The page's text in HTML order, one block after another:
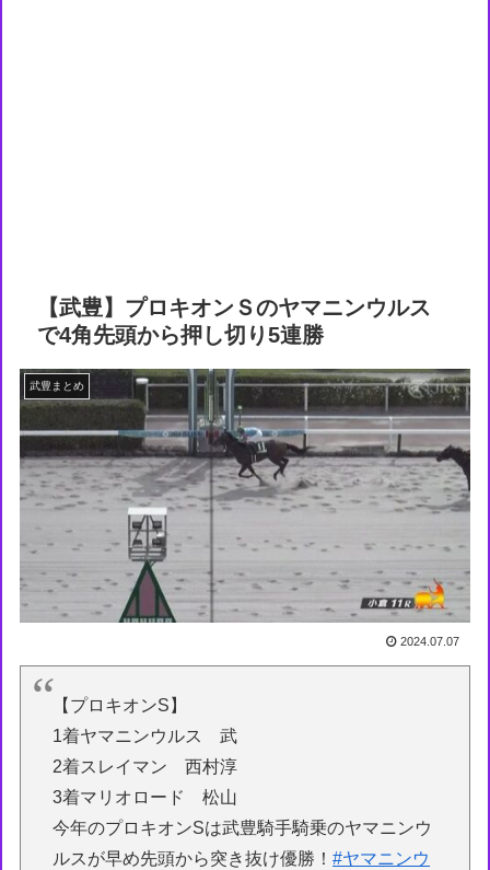
【武豊】プロキオンＳのヤマニンウルス
で4角先頭から押し切り5連勝
武豊まとめ
2024.07.07
【プロキオンS】
1着ヤマニンウルス 武
2着スレイマン 西村淳
3着マリオロード 松山
今年のプロキオンSは武豊騎手騎乗のヤマニンウ
ルスが早め先頭から突き抜け優勝！#ヤマニンウ